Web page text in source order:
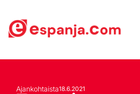
Ajankohtaista18.6.2021